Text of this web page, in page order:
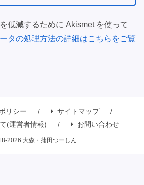
低減するために Akismet を使って
タの処理方法の詳細はこちらをご覧
リシー
サイトマップ
(運営者情報)
お問い合わせ
2026 大森・蒲田つーしん.